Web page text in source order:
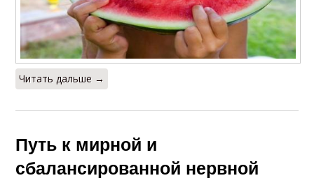
Читать дальше →
Путь к мирной и
сбалансированной нервной